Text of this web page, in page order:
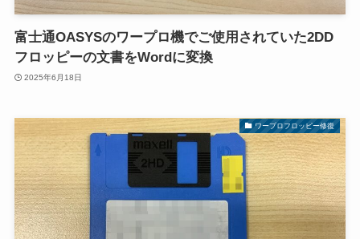
富士通OASYSのワープロ機でご使用されていた2DD
フロッピーの文書をWordに変換
2025年6月18日
ワープロフロッピー修復